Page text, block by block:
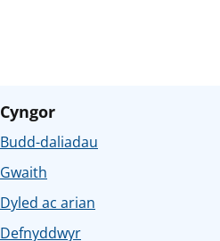
Cyngor
Budd-daliadau
Gwaith
Dyled ac arian
Defnyddwyr